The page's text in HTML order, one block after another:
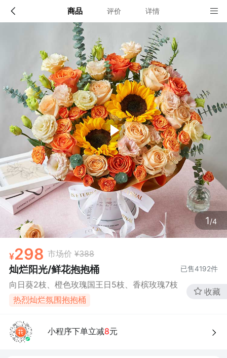
商品 评价 详情
1/4
298 市场价 ¥388
灿烂阳光/鲜花抱抱桶 已售4192件
向日葵2枝、橙色玫瑰国王日5枝、香槟玫瑰7枝
热烈灿烂氛围抱抱桶
收藏
小程序下单立减8元
配送说明
确定
店铺信息
该地区暂无配送门店
确定